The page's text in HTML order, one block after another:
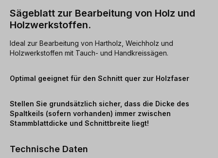
Sägeblatt zur Bearbeitung von Holz und
Holzwerkstoffen.
Ideal zur Bearbeitung von Hartholz, Weichholz und
Holzwerkstoffen mit Tauch- und Handkreissägen.
Optimal geeignet für den Schnitt quer zur Holzfaser
Stellen Sie grundsätzlich sicher, dass die Dicke des
Spaltkeils (sofern vorhanden) immer zwischen
Stammblattdicke und Schnittbreite liegt!
Technische Daten